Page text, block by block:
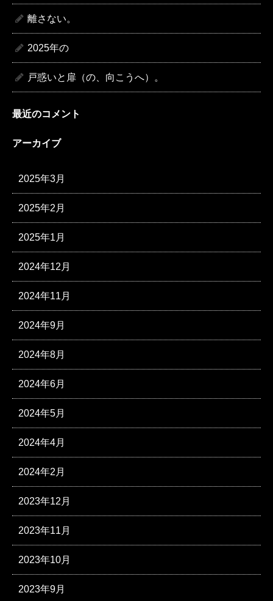
離さない。
2025年の
戸惑いと扉（の、向こうへ）。
最近のコメント
アーカイブ
2025年3月
2025年2月
2025年1月
2024年12月
2024年11月
2024年9月
2024年8月
2024年6月
2024年5月
2024年4月
2024年2月
2023年12月
2023年11月
2023年10月
2023年9月